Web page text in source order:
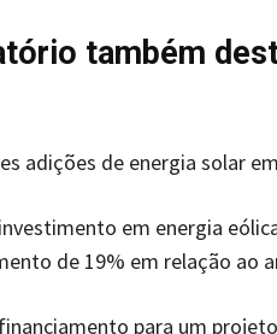
também
adições de energia solar
em energia
de 19% em relação ao
para um